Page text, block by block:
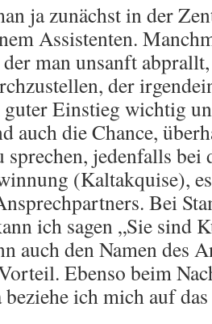
ja zunächst in der
Assistenten.
man unsanft
der
Einstieg wichtig
auch die Chance,
sprechen, jedenfalls bei
(Kaltakquise),
Bei
ich sagen „Sie sind
auch den Namen des
Ebenso beim
ich mich auf